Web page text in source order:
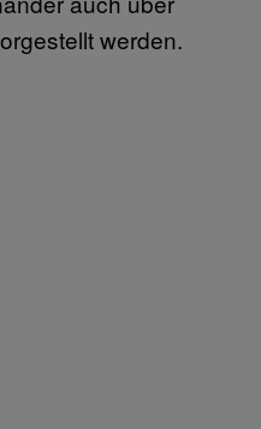
werden.